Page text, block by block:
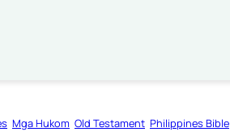
Mga Hukom Old Testament Philippines Bible